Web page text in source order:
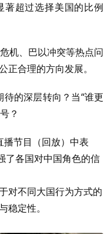
著超过选择美国的比例
机、巴以冲突等热点问
合理的方向发展。
的深层转向？当“谁更
？
播节目（回放）中表
了各国对中国角色的信
对不同大国行为方式的
定性。